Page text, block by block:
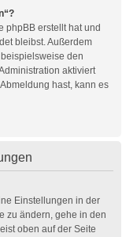
phpBB erstellt hat und
bleibst. Außerdem
den
aktiviert
hast, kann es
Einstellungen in der
zu ändern, gehe in den
oben auf der Seite